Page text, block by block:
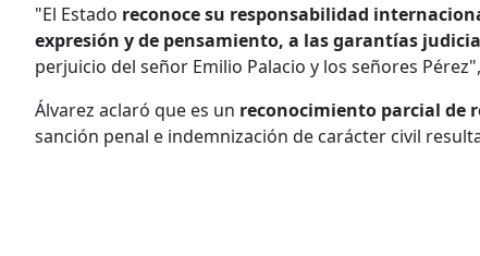
"El Estado reconoce su responsabilidad
expresión y de pensamiento, a las garantías
perjuicio del señor Emilio Palacio y los señores
Álvarez aclaró que es un reconocimiento parcial de
sanción penal e indemnización de carácter civil